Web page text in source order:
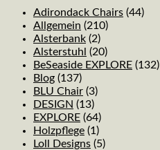
Adirondack Chairs (44)
Allgemein (210)
Alsterbank (2)
Alsterstuhl (20)
BeSeaside EXPLORE (132)
Blog (137)
BLU Chair (3)
DESIGN (13)
EXPLORE (64)
Holzpflege (1)
Loll Designs (5)